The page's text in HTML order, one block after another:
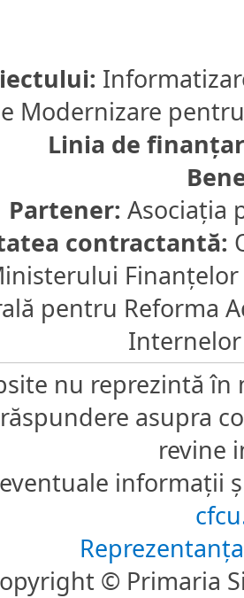
Modernizare
Linia de
Partener: Asociaţia
contractantă:
pentru Reforma
nu reprezintă
asupra
revine
informaţii
© Primaria